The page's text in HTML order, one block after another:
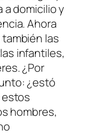
a domicilio y
Ahora
las
infantiles,
¿Por
¿estó
estos
hombres,